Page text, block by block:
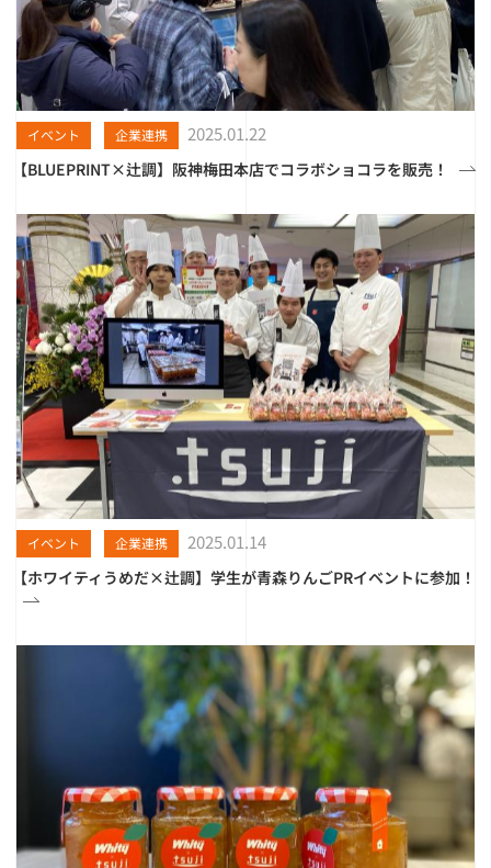
イベント 企業連携 2025.01.22
【BLUEPRINT×辻調】阪神梅田本店でコラボショコラを販売！
イベント 企業連携 2025.01.14
【ホワイティうめだ×辻調】学生が青森りんごPRイベントに参加！